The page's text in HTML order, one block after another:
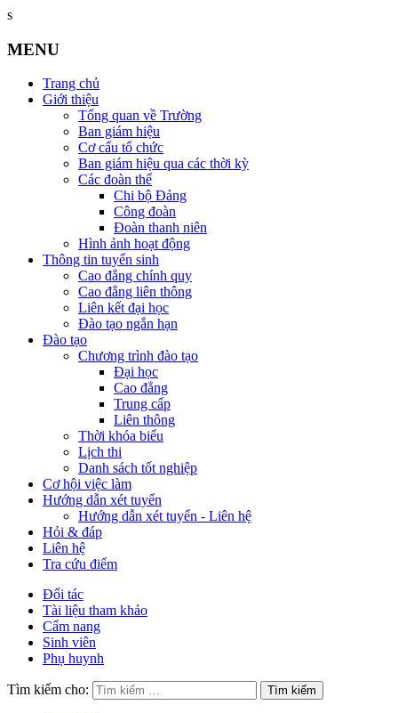
s
MENU
Trang chủ
Giới thiệu
Tổng quan về Trường
Ban giám hiệu
Cơ cấu tổ chức
Ban giám hiệu qua các thời kỳ
Các đoàn thể
Chi bộ Đảng
Công đoàn
Đoàn thanh niên
Hình ảnh hoạt động
Thông tin tuyển sinh
Cao đẳng chính quy
Cao đẳng liên thông
Liên kết đại học
Đào tạo ngắn hạn
Đào tạo
Chương trình đào tạo
Đại học
Cao đẳng
Trung cấp
Liên thông
Thời khóa biểu
Lịch thi
Danh sách tốt nghiệp
Cơ hội việc làm
Hướng dẫn xét tuyển
Hướng dẫn xét tuyển - Liên hệ
Hỏi & đáp
Liên hệ
Tra cứu điểm
Đối tác
Tài liệu tham khảo
Cẩm nang
Sinh viên
Phụ huynh
Tìm kiếm cho: